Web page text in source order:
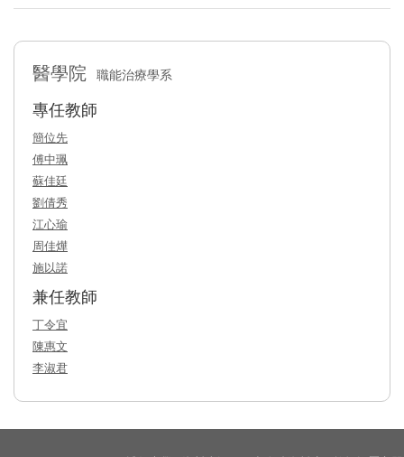
醫學院 職能治療學系
專任教師
簡位先
傅中珮
蘇佳廷
劉倩秀
江心瑜
周佳燁
施以諾
兼任教師
丁令宜
陳惠文
李淑君